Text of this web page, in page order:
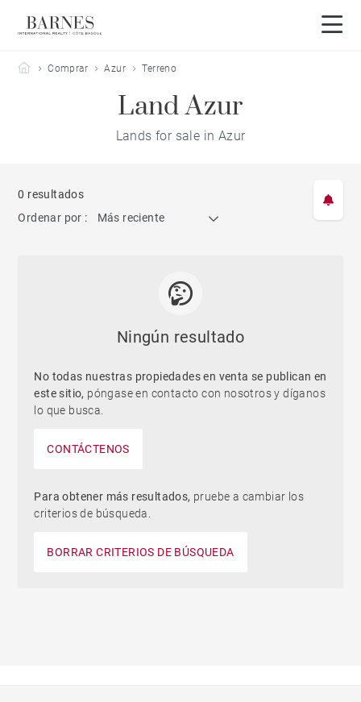
Barnes Côte Basque
Comprar Azur Terreno
Land Azur
Lands for sale in Azur
0 resultados
Ordenar por :
Más reciente
Ningún resultado
No todas nuestras propiedades en venta se publican en
este sitio, póngase en contacto con nosotros y díganos
lo que busca.
CONTÁCTENOS
Para obtener más resultados, pruebe a cambiar los
criterios de búsqueda.
BORRAR CRITERIOS DE BÚSQUEDA